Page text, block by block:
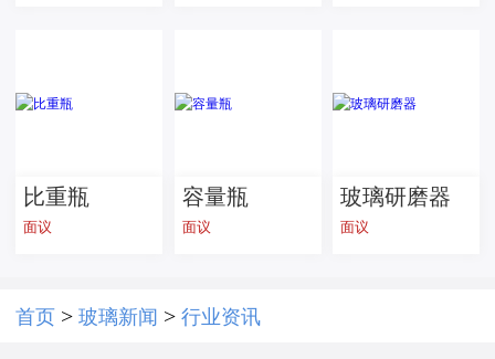
家居用 按需
比重瓶
面议
容量瓶
面议
玻璃研磨器
面议
首页 > 玻璃新闻 > 行业资讯